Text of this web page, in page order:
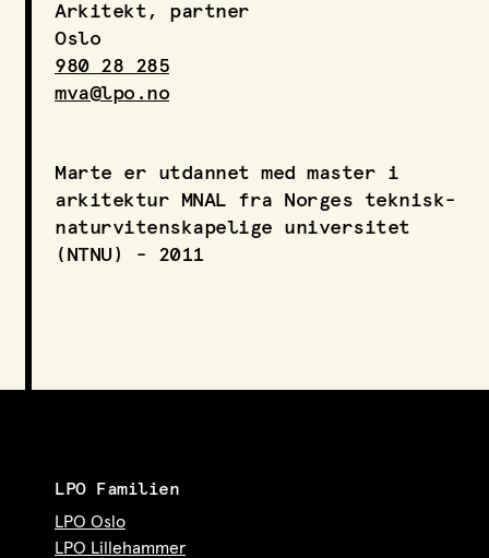
LPO Lillehammer
LPO Svalbard
LPO Bergen
LOF
Arkitekt, partner
Oslo
980 28 285
mva@lpo.no
Marte er utdannet med master i
arkitektur MNAL fra Norges teknisk-
naturvitenskapelige universitet
(NTNU) - 2011
LPO Familien
LPO Oslo
LPO Lillehammer